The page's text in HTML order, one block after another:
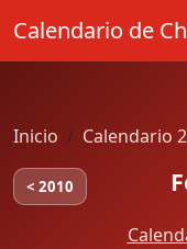
Calendario de
Inicio Calendario
< 2010